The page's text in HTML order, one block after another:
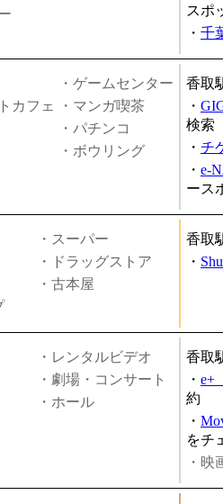
スポ
・ 千
・ゲームセンター
カフェ
・マンガ喫茶
・パチンコ
・ボウリング
香取
・
検索
・ チ
・ e-
ース
・スーパー
・ドラッグストア
・古本屋
香取
・
・レンタルビデオ
・劇場・コンサート
・ホール
香取
・ e+
約
・
をチ
・映